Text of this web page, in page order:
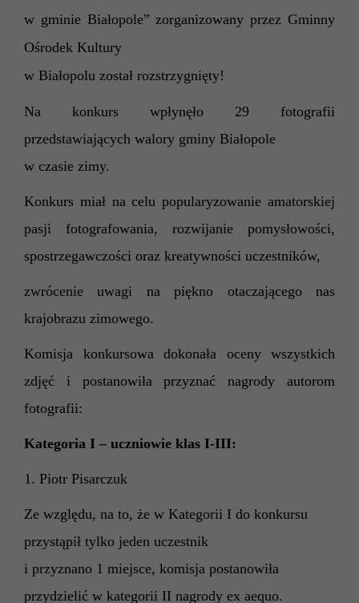
w gminie Białopole” zorganizowany przez Gminny
Ośrodek Kultury
w Białopolu został rozstrzygnięty!
Na konkurs wpłynęło 29 fotografii
przedstawiających walory gminy Białopole
w czasie zimy.
Konkurs miał na celupopularyzowanie amatorskiej
pasji fotografowania, rozwijanie pomysłowości,
spostrzegawczości oraz kreatywności uczestników,
zwrócenie uwagi na piękno otaczającego nas
krajobrazu zimowego.
Komisja konkursowa dokonała oceny wszystkich
zdjęć i postanowiła przyznać nagrody autorom
fotografii:
Kategoria I – uczniowie klas I-III:
1. Piotr Pisarczuk
Ze względu, na to, że w Kategorii I do konkursu
przystąpił tylko jeden uczestnik
i przyznano 1 miejsce, komisja postanowiła
przydzielić w kategorii II nagrody ex aequo.